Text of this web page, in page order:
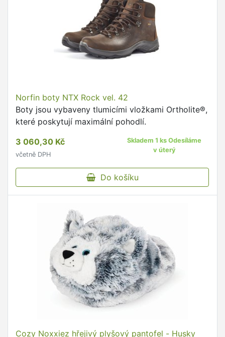
Norfin boty NTX Rock vel. 42
Boty jsou vybaveny tlumicími vložkami Ortholite®,
které poskytují maximální pohodlí.
3 060,30 Kč
včetně DPH
Skladem 1 ks Odesíláme
v úterý
Do košíku
Cozy Noxxiez hřejivý plyšový pantofel - Husky